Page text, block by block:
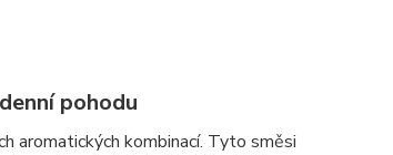
pohodu
aromatických kombinací. Tyto směsi